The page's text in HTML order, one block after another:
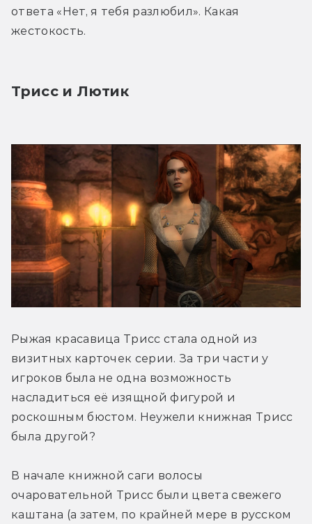
ответа «Нет, я тебя разлюбил». Какая
жестокость.
Трисс и Лютик
Рыжая красавица Трисс стала одной из
визитных карточек серии. За три части у
игроков была не одна возможность
насладиться её изящной фигурой и
роскошным бюстом. Неужели книжная Трисс
была другой?
В начале книжной саги волосы
очаровательной Трисс были цвета свежего
каштана (а затем, по крайней мере в русском